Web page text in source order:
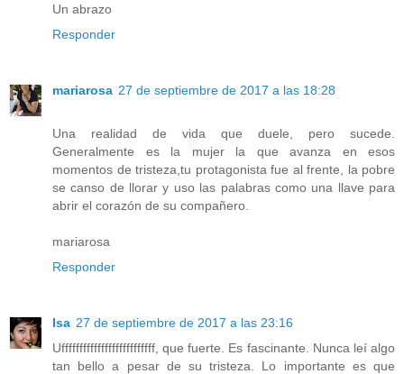
Un abrazo
Responder
mariarosa 27 de septiembre de 2017 a las 18:28
Una realidad de vida que duele, pero sucede.
Generalmente es la mujer la que avanza en esos
momentos de tristeza,tu protagonista fue al frente, la pobre
se canso de llorar y uso las palabras como una llave para
abrir el corazón de su compañero.
mariarosa
Responder
Isa 27 de septiembre de 2017 a las 23:16
Uffffffffffffffffffffffffff, que fuerte. Es fascinante. Nunca leí algo
tan bello a pesar de su tristeza. Lo importante es que